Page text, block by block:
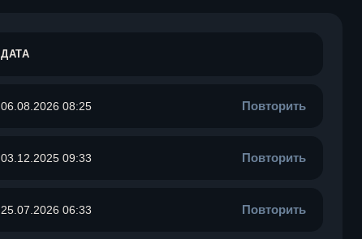
ДАТА
06.08.2026 08:25 Повторить
03.12.2025 09:33 Повторить
25.07.2026 06:33 Повторить